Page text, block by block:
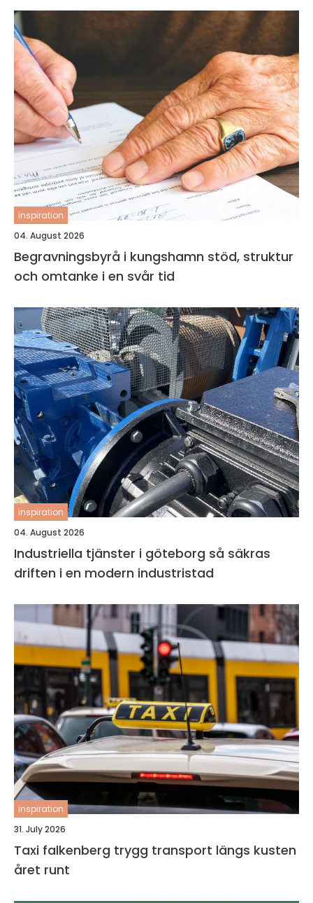
inspiration
04. August 2026
Begravningsbyrå i kungshamn stöd, struktur
och omtanke i en svår tid
inspiration
04. August 2026
Industriella tjänster i göteborg så säkras
driften i en modern industristad
inspiration
31. July 2026
Taxi falkenberg trygg transport längs kusten
året runt